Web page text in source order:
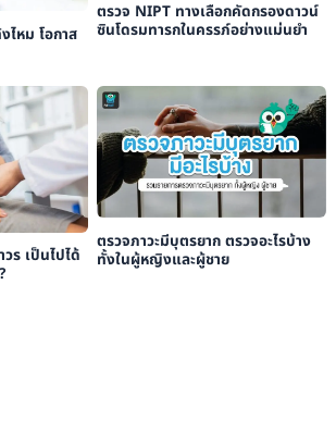
หม โอกาส
ตรวจ NIPT ทางเลือกคัดกรองดาวน์
ซินโดรมทารกในครรภ์อย่างแม่นยำ
ร เป็นไปได้
ตรวจภาวะมีบุตรยาก ตรวจอะไรบ้าง
ทั้งในผู้หญิงและผู้ชาย